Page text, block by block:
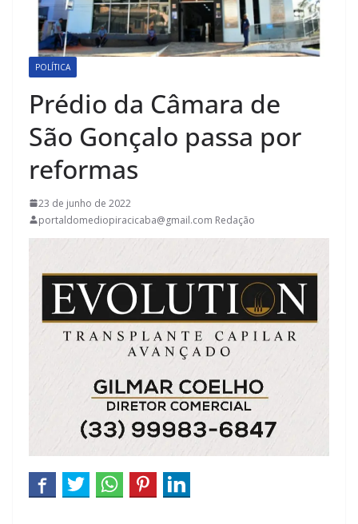
POLÍTICA
Prédio da Câmara de
São Gonçalo passa por
reformas
23 de junho de 2022
portaldomediopiracicaba@gmail.com Redação